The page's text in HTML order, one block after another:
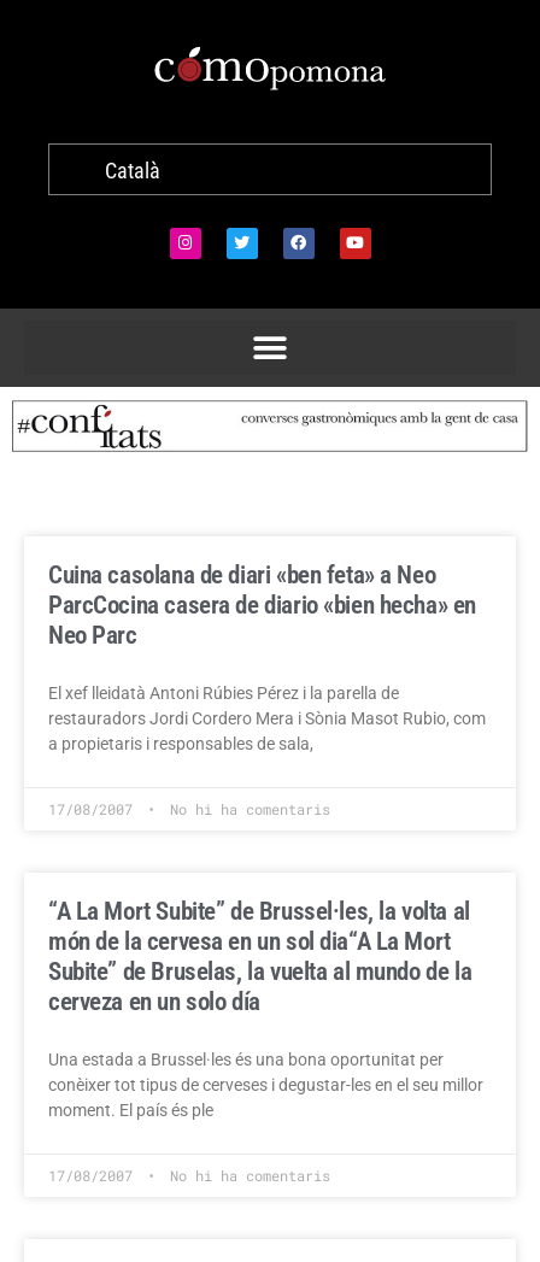
Català
Cuina casolana de diari «ben feta» a Neo
ParcCocina casera de diario «bien hecha» en
Neo Parc
El xef lleidatà Antoni Rúbies Pérez i la parella de
restauradors Jordi Cordero Mera i Sònia Masot Rubio, com
a propietaris i responsables de sala,
17/08/2007 No hi ha comentaris
“A La Mort Subite” de Brussel·les, la volta al
món de la cervesa en un sol dia“A La Mort
Subite” de Bruselas, la vuelta al mundo de la
cerveza en un solo día
Una estada a Brussel·les és una bona oportunitat per
conèixer tot tipus de cerveses i degustar-les en el seu millor
moment. El país és ple
17/08/2007 No hi ha comentaris